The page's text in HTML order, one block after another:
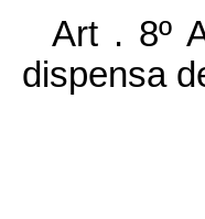
Art . 8º
dispensa